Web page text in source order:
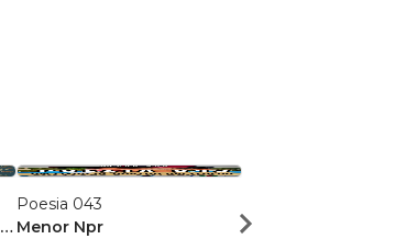
Poesia 043
Menor Npr
com o Coração